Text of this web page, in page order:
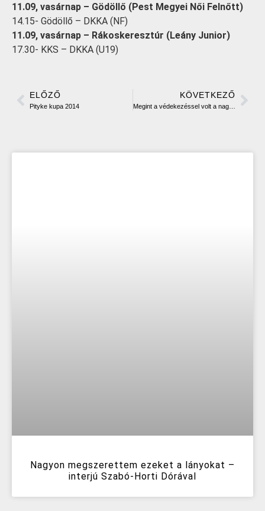
11.09, vasárnap – Gödöllő (Pest Megyei Női Felnőtt)
14.15- Gödöllő – DKKA (NF)
11.09, vasárnap – Rákoskeresztúr (Leány Junior)
17.30- KKS – DKKA (U19)
ELŐZŐ
Pityke kupa 2014
KÖVETKEZŐ
Megint a védekezéssel volt a nagyobb gond
Nagyon megszerettem ezeket a lányokat –
interjú Szabó-Horti Dórával